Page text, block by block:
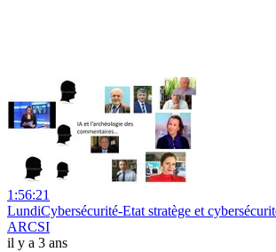
1:56:21
LundiCybersécurité-Etat stratège et
ARCSI
il y a 3 ans